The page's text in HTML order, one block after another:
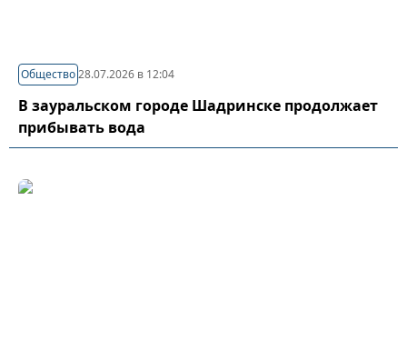
Общество28.07.2026 в 12:04
В зауральском городе Шадринске продолжает
прибывать вода